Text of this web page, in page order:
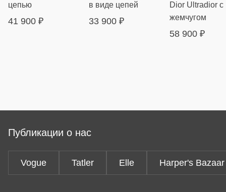
цепью
41 900 ₽
в виде цепей
33 900 ₽
Dior Ultradior с
жемчугом
58 900 ₽
Публикации о нас
Vogue Tatler Elle Harper's Bazaar